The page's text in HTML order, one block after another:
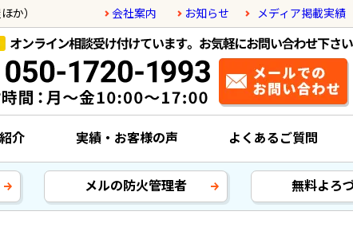
か） 会社案内 お知らせ メディア掲載実績
介 実績・お客様の声 よくあるご質問
メルの防火管理者 無料よろ